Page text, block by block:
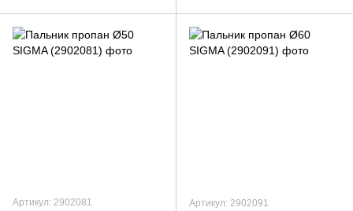
Артикул: 2902081 Артикул: 2902091